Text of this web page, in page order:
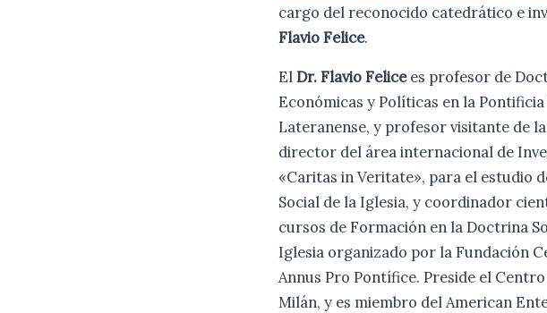
cargo del reconocido catedrático e
Flavio Felice.
ElDr. Flavio Felicees profesor de
Económicas y Políticas en la
Lateranense, y profesor visitante de la
director del área internacional de
«Caritas in Veritate», para el estudio
Social de la Iglesia, y coordinador
cursos de Formación en la Doctrina
Iglesia organizado por la Fundación
Annus Pro Pontífice. Preside el
Milán, y es miembro del American